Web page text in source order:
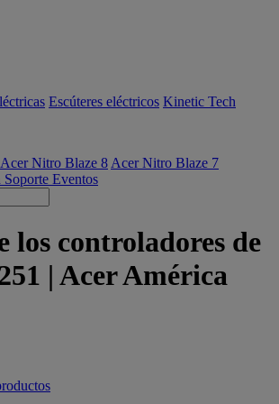
Escúteres eléctricos Kinetic Tech
Acer Nitro Blaze 8 Acer Nitro Blaze 7
Soporte Eventos
los controladores de
| Acer América